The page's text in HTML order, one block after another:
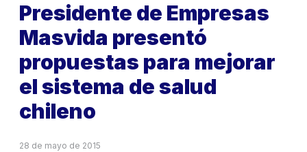
Presidente de Empresas
Masvida presentó
propuestas para mejorar
el sistema de salud
chileno
28 de mayo de 2015